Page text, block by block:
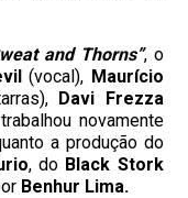
and Thorns”, o
(vocal), Maurício
Davi Frezza
novamente
a produção do
, do Black Stork
Benhur Lima.